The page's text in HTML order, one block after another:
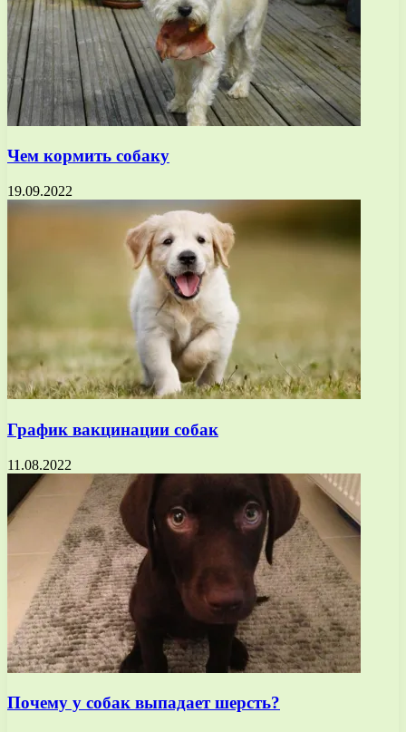
Чем кормить собаку
19.09.2022
График вакцинации собак
11.08.2022
Почему у собак выпадает шерсть?